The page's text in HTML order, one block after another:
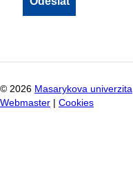
© 2026 Masarykova univerzita
Webmaster
Cookies